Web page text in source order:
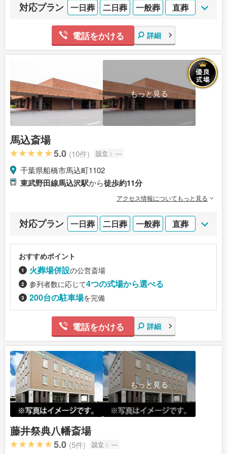
対応プラン 一日葬 二日葬 一般葬 直葬
電話をかける 詳細
もっと見る
馬込斎場
5.0 (10件) 設立： ---
千葉県船橋市馬込町1102
東武野田線馬込沢駅から徒歩約11分
アクセス情報についてもっと見る
対応プラン 一日葬 二日葬 一般葬 直葬
おすすめポイント
火葬場併設の公営斎場
参列者数に応じて4つの式場から選べる
200台の駐車場を完備
電話をかける 詳細
もっと見る
藤井祭典八幡斎場
5.0 (5件) 設立： ---